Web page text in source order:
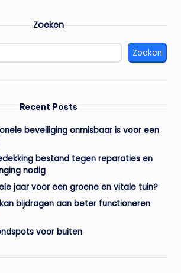
Zoeken
Zoeken
Recent Posts
beveiliging onmisbaar is voor een
bestand tegen reparaties en
nodig
jaar voor een groene en vitale tuin?
bijdragen aan beter functioneren
voor buiten